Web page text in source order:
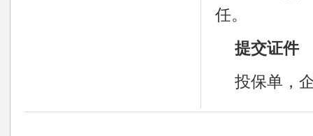
任。
提交证件
投保单，